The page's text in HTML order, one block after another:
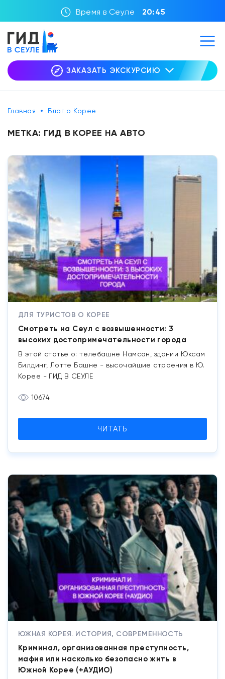
Время в Сеуле 20:45
ЗАКАЗАТЬ ЭКСКУРСИЮ
Главная Блог о Корее
МЕТКА: ГИД В КОРЕЕ НА АВТО
ДЛЯ ТУРИСТОВ О КОРЕЕ
Смотреть на Сеул с возвышенности: 3
высоких достопримечательности города
В этой статье о: телебашне Намсан, здании Юксам
Билдинг, Лотте Башне - высочайшие строения в Ю.
Корее - ГИД В СЕУЛЕ
10674
ЧИТАТЬ
ЮЖНАЯ КОРЕЯ. ИСТОРИЯ, СОВРЕМЕННОСТЬ
Криминал, организованная преступность,
мафия или насколько безопасно жить в
Южной Корее (+АУДИО)